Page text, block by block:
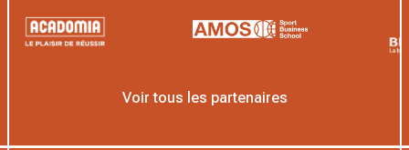
Voir tous les partenaires